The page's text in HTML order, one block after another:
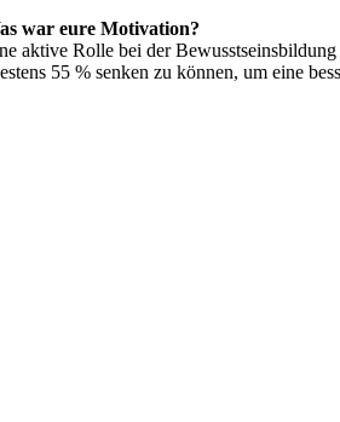
war eure Motivation?
aktive Rolle bei der
55 % senken zu können, um eine